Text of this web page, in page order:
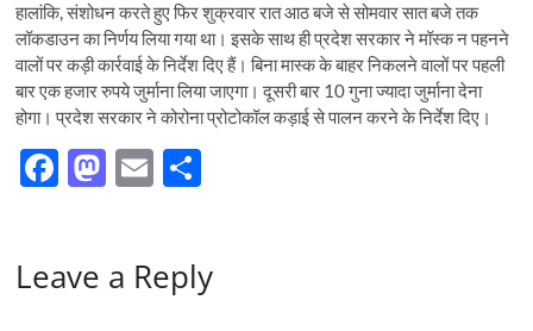
हालांकि, संशोधन करते हुए फिर शुक्रवार रात आठ बजे से सोमवार सात बजे तक
लॉकडाउन का निर्णय लिया गया था। इसके साथ ही प्रदेश सरकार ने मॉस्क न पहनने
वालों पर कड़ी कार्रवाई के निर्देश दिए हैं। बिना मास्क के बाहर निकलने वालों पर पहली
बार एक हजार रुपये जुर्माना लिया जाएगा। दूसरी बार 10 गुना ज्यादा जुर्माना देना
होगा। प्रदेश सरकार ने कोरोना प्रोटोकॉल कड़ाई से पालन करने के निर्देश दिए।
F
b
M
d
E
e
Leave a Reply